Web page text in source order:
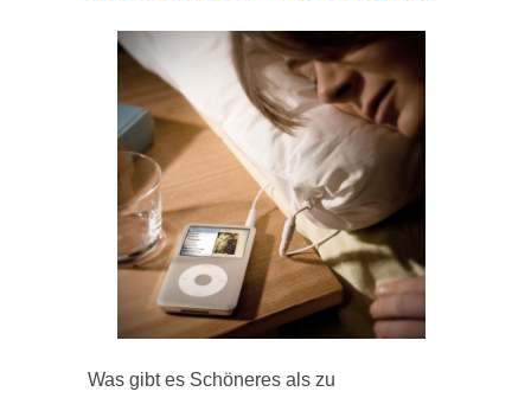
Was gibt es Schöneres als zu